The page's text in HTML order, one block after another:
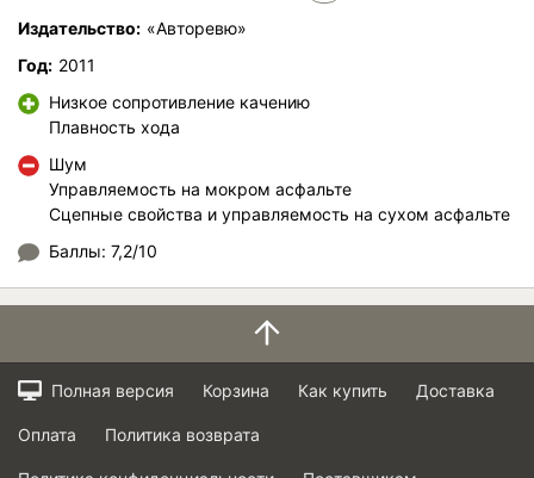
Издательство: «Авторевю»
Год: 2011
Низкое сопротивление качению
Плавность хода
Шум
Управляемость на мокром асфальте
Сцепные свойства и управляемость на сухом асфальте
Баллы: 7,2/10
Полная версия Корзина Как купить Доставка
Оплата Политика возврата